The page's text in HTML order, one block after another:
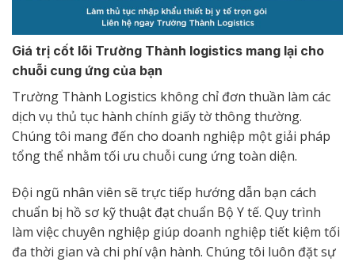
Giá trị cốt lõi Trường Thành logistics mang lại cho
chuỗi cung ứng của bạn
Trường Thành Logistics không chỉ đơn thuần làm các
dịch vụ thủ tục hành chính giấy tờ thông thường.
Chúng tôi mang đến cho doanh nghiệp một giải pháp
tổng thể nhằm tối ưu chuỗi cung ứng toàn diện.
Đội ngũ nhân viên sẽ trực tiếp hướng dẫn bạn cách
chuẩn bị hồ sơ kỹ thuật đạt chuẩn Bộ Y tế. Quy trình
làm việc chuyên nghiệp giúp doanh nghiệp tiết kiệm tối
đa thời gian và chi phí vận hành. Chúng tôi luôn đặt sự